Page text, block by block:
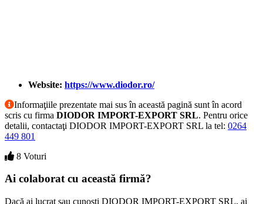
Website: https://www.diodor.ro/
Informaţiile prezentate mai sus în această pagină sunt în acord
scris cu firma DIODOR IMPORT-EXPORT SRL. Pentru orice
detalii, contactaţi DIODOR IMPORT-EXPORT SRL la tel: 0264
449 801
8 Voturi
Ai colaborat cu această firmă?
Dacă ai lucrat sau cunoşti DIODOR IMPORT-EXPORT SRL, ai